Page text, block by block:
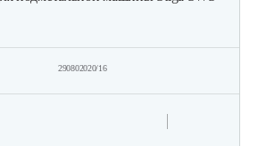
290802020/16